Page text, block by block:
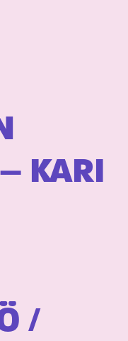
KARI
/